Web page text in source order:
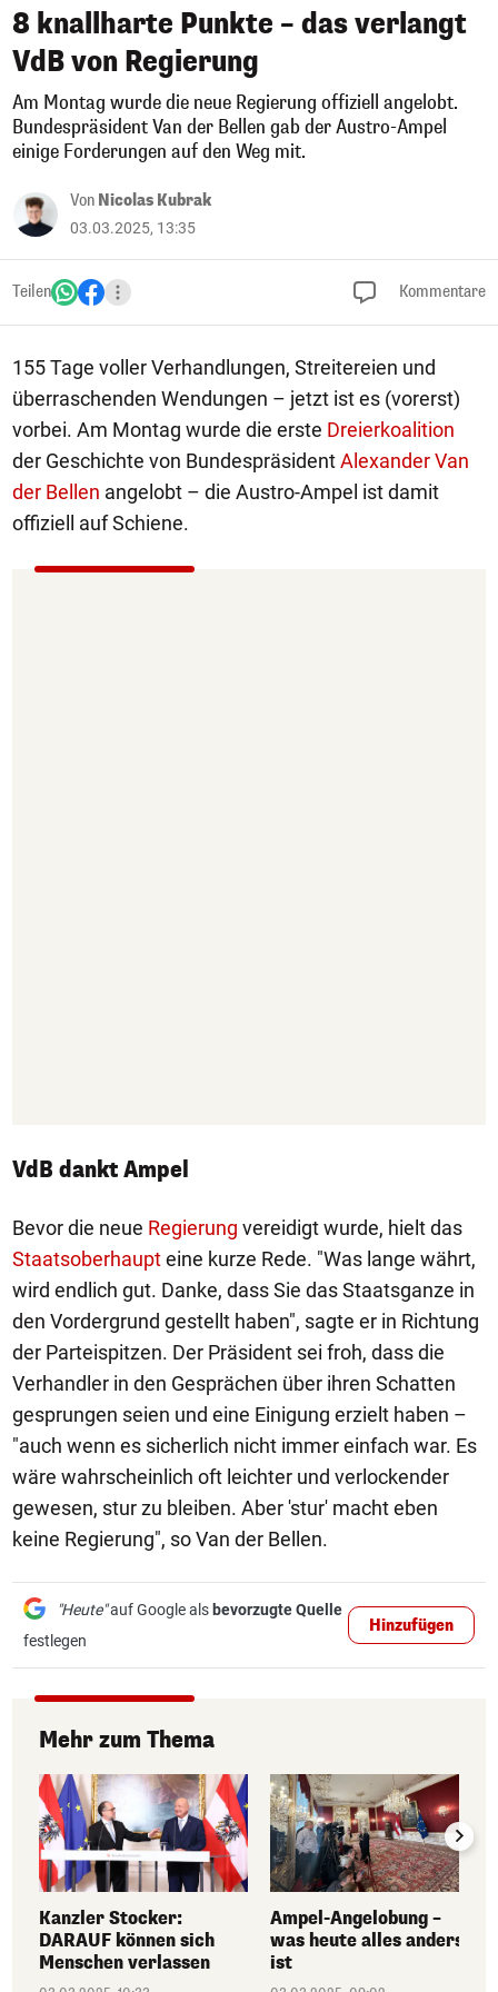
8 knallharte Punkte – das verlangt
VdB von Regierung
Am Montag wurde die neue Regierung offiziell angelobt.
Bundespräsident Van der Bellen gab der Austro-Ampel
einige Forderungen auf den Weg mit.
Von Nicolas Kubrak
03.03.2025, 13:35
Teilen Kommentare
155 Tage voller Verhandlungen, Streitereien und
überraschenden Wendungen – jetzt ist es (vorerst)
vorbei. Am Montag wurde die erste Dreierkoalition
der Geschichte von BundespräsidentAlexander Van
der Bellen angelobt – die Austro-Ampel ist damit
offiziell auf Schiene.
VdB dankt Ampel
Bevor die neue Regierung vereidigt wurde, hielt das
Staatsoberhaupteine kurze Rede. "Was lange währt,
wird endlich gut. Danke, dass Sie das Staatsganze in
den Vordergrund gestellt haben", sagte er in Richtung
der Parteispitzen. Der Präsident sei froh, dass die
Verhandler in den Gesprächen über ihren Schatten
gesprungen seien und eine Einigung erzielt haben –
"auch wenn es sicherlich nicht immer einfach war. Es
wäre wahrscheinlich oft leichter und verlockender
gewesen, stur zu bleiben. Aber 'stur' macht eben
keine Regierung", so Van der Bellen.
"Heute"auf Google als bevorzugte Quelle
festlegen
Hinzufügen
Mehr zum Thema
Kanzler Stocker:
DARAUF können sich
Menschen verlassen
Ampel-Angelobung –
was heute alles anders
ist